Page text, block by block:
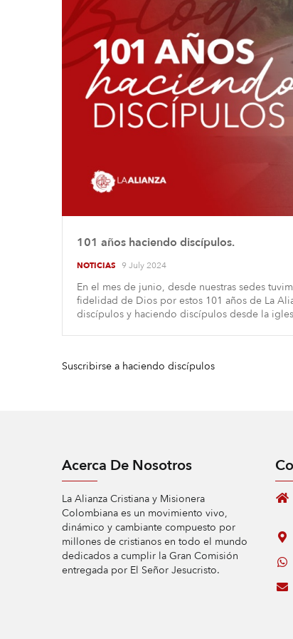
101 años haciendo discípulos.
NOTICIAS 9 July 2024
En el mes de junio, desde nuestras sedes
fidelidad de Dios por estos 101 años de La
discípulos y haciendo discípulos desde la
Suscribirse a haciendo discípulos
Acerca De Nosotros
La Alianza Cristiana y Misionera
Colombiana es un movimiento vivo,
dinámico y cambiante compuesto por
millones de cristianos en todo el mundo
dedicados a cumplir la Gran Comisión
entregada por El Señor Jesucristo.